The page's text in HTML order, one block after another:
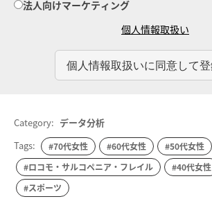
法人向けマーケティング
個人情報取扱い
Category: データ分析
Tags:
#70代女性 #60代女性
#50代女性
#ロコモ・サルコペニア・フレイル
#40代女性
#スポーツ